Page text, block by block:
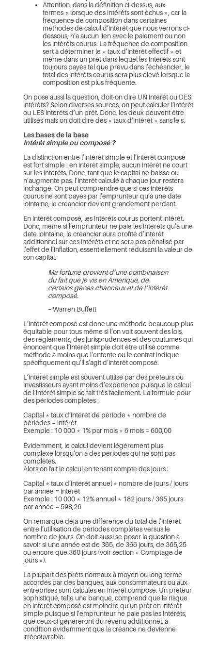
Attention, dans la définition ci-dessus, aux
termes « lorsque des intérêts sont échus », car la
fréquence de composition dans certaines
méthodes de calcul d’intérêt que nous verrons ci-
dessous, n’a aucun lien avec le paiement ou non
les intérêts courus. La fréquence de composition
sert à déterminer le « taux d’intérêt effectif » et
même dans un prêt dans lequel les intérêts sont
toujours payés tel que prévu dans l’échéancier, le
total des intérêts courus sera plus élevé lorsque la
composition est plus fréquente.
On pose aussi la question, doit-on dire UN intérêt ou DES
intérêts? Selon diverses sources, on peut calculer l’intérêt
ou LES intérêts d’un prêt. Donc, les deux peuvent être
utilisés mais on doit dire des « taux d’intérêt » sans le s.
Les bases de la base
Intérêt simple ou composé ?
La distinction entre l’intérêt simple et l’intérêt composé
est fort simple : en intérêt simple, aucun intérêt ne court
sur les intérêts. Donc, tant que le capital ne baisse ou
n’augmente pas, l’intérêt calculé à chaque jour restera
inchangé. On peut comprendre que si ces intérêts
courus ne sont payés par l’emprunteur qu’à une date
lointaine, le créancier devient grandement perdant.
En intérêt composé, les intérêts courus portent intérêt.
Donc, même si l’emprunteur ne paie les intérêts qu’à une
date lointaine, le créancier aura profité d’intérêt
additionnel sur ces intérêts et ne sera pas pénalisé par
l’effet de l’inflation, essentiellement réduisant la valeur de
son capital.
Ma fortune provient d’une combinaison
du fait que je vis en Amérique, de
certains gènes chanceux et de l’intérêt
composé.
– Warren Buffett
L’intérêt composé est donc une méthode beaucoup plus
équitable pour tous même si l’on voit souvent des lois,
des règlements, des jurisprudences et des coutumes qui
énoncent que l’intérêt simple doit être utilisé comme
méthode à moins que l’entente ou le contrat indique
spécifiquement qu’il s’agit d’intérêt composé.
L’intérêt simple est souvent utilisé par des prêteurs ou
investisseurs ayant moins d’expérience puisque le calcul
de l’intérêt simple se fait très facilement. La formule pour
des périodes complètes :
Capital * taux d’intérêt de période * nombre de
périodes = intérêt
Exemple : 10 000 * 1% par mois * 6 mois = 600,00
Évidemment, le calcul devient légèrement plus
complexe lorsqu’on a des périodes qui ne sont pas
complètes.
Alors on fait le calcul en tenant compte des jours :
Capital * taux d’intérêt annuel * nombre de jours / jours
par année = intérêt
Exemple : 10 000 * 12% annuel * 182 jours / 365 jours
par année = 598,26
On remarque déjà une différence du total de l’intérêt
entre l’utilisation de périodes complètes versus le
nombre de jours. On doit aussi se poser la question à
savoir si une année est de 365, de 366 jours, de 365,25
ou encore que 360 jours (voir section « Comptage de
jours »).
La plupart des prêts normaux à moyen ou long terme
accordés par des banques, aux consommateurs ou aux
entreprises sont calculés en intérêt composé. Un prêteur
sophistiqué, telle une banque, comprend que le risque
en intérêt composé est moindre qu’un prêt en intérêt
simple puisque si l’emprunteur ne paie pas les intérêts,
que ceux-ci généreront du revenu additionnel, à
condition évidemment que la créance ne devienne
irrécouvrable.